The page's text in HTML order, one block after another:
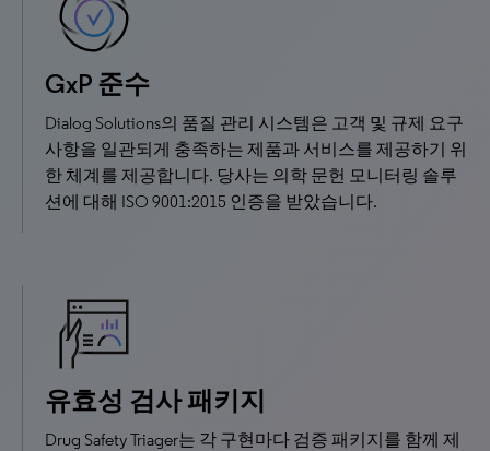
GxP 준수
Dialog Solutions의 품질 관리 시스템은 고객 및 규제 요구
사항을 일관되게 충족하는 제품과 서비스를 제공하기 위
한 체계를 제공합니다. 당사는 의학 문헌 모니터링 솔루
션에 대해 ISO 9001:2015 인증을 받았습니다.
유효성 검사 패키지
Drug Safety Triager는 각 구현마다 검증 패키지를 함께 제